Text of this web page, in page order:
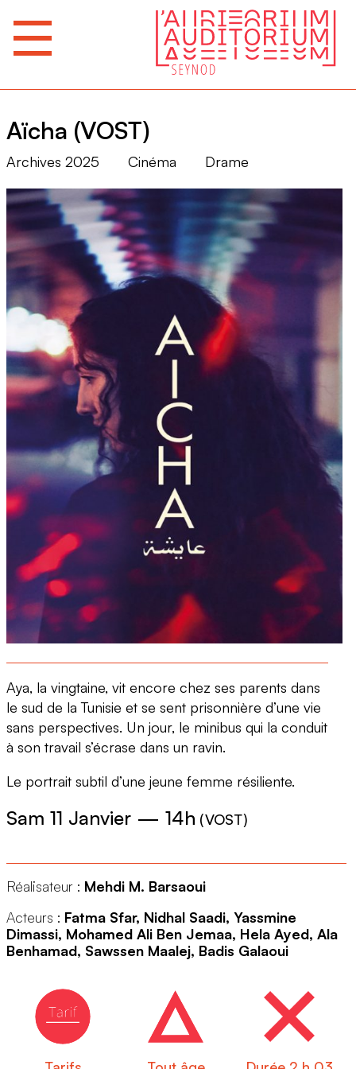
Aïcha (VOST)
Archives 2025 Cinéma Drame
Aya, la vingtaine, vit encore chez ses parents dans
le sud de la Tunisie et se sent prisonnière d’une vie
sans perspectives. Un jour, le minibus qui la conduit
à son travail s’écrase dans un ravin.
Le portrait subtil d’une jeune femme résiliente.
Sam 11 Janvier — 14h (VOST)
Réalisateur : Mehdi M. Barsaoui
Acteurs : Fatma Sfar, Nidhal Saadi, Yassmine
Dimassi, Mohamed Ali Ben Jemaa, Hela Ayed, Ala
Benhamad, Sawssen Maalej, Badis Galaoui